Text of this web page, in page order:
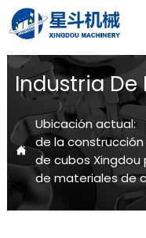
Industria

Ubicación actual:
de la construcción
de cubos
de materiales de